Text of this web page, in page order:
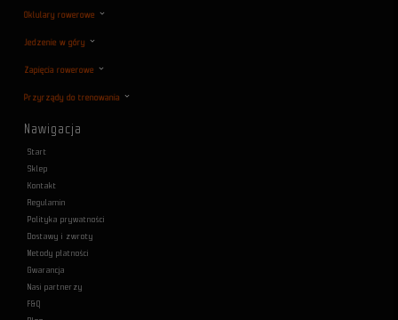
Oklulary rowerowe
Jedzenie w góry
Zapięcia rowerowe
Przyrządy do trenowania
Nawigacja
Start
Sklep
Kontakt
Regulamin
Polityka prywatności
Dostawy i zwroty
Metody płatności
Gwarancja
Nasi partnerzy
F&Q